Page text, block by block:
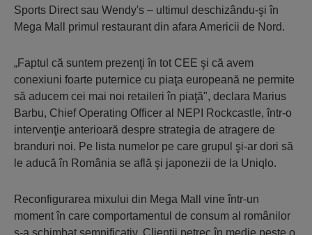
Sports Direct sau Wendy's – ultimul deschizându-şi în
Mega Mall primul restaurant din afara Americii de Nord.
„Faptul că suntem prezenţi în tot CEE şi că avem
conexiuni foarte puternice cu piaţa europeană ne permite
să aducem cei mai noi retaileri în piaţă", declara Marius
Barbu, Chief Operating Officer al NEPI Rockcastle, într-o
intervenţie anterioară despre strategia de atragere de
branduri noi. Pe lista numelor pe care grupul şi-ar dori să
le aducă în România se află şi japonezii de la Uniqlo.
Reconfigurarea mixului din Mega Mall vine într-un
moment în care comportamentul de consum al românilor
s-a schimbat semnificativ. Clienţii petrec în medie peste o